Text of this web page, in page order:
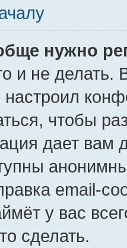
нужно
и не делать.
настроил
чтобы
дает вам
email-
у вас
сделать.